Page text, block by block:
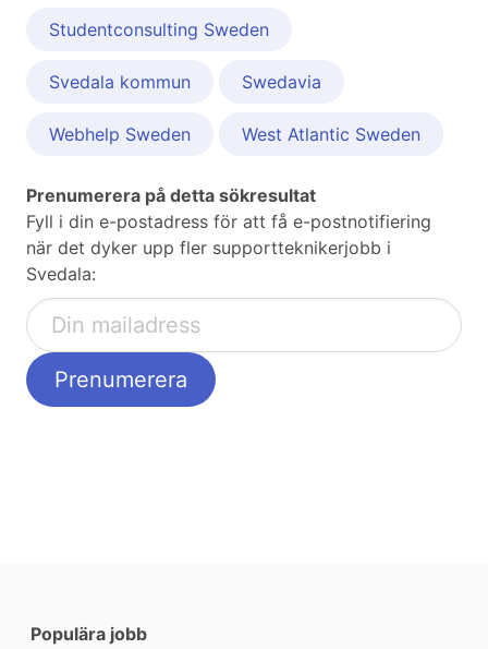
Studentconsulting Sweden
Svedala kommun Swedavia
Webhelp Sweden West Atlantic Sweden
Prenumerera på detta sökresultat
Fyll i din e-postadress för att få e-postnotifiering
när det dyker upp fler supportteknikerjobb i
Svedala:
Populära jobb